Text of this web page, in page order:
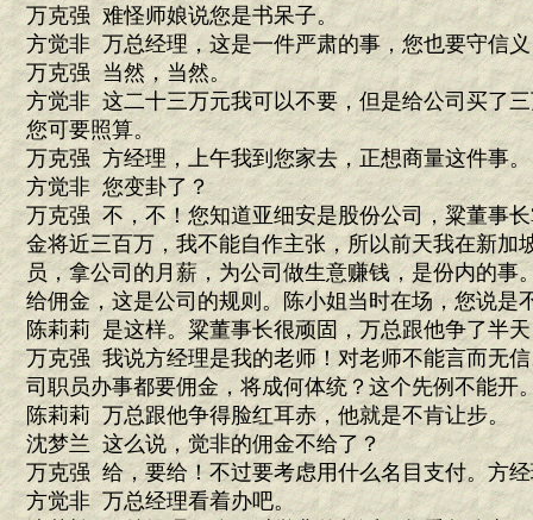
万克强 难怪师娘说您是书呆子。
方觉非 万总经理，这是一件严肃的事，您也要守信
万克强 当然，当然。
方觉非 这二十三万元我可以不要，但是给公司买了
您可要照算。
万克强 方经理，上午我到您家去，正想商量这件事。
方觉非 您变卦了？
万克强 不，不！您知道亚细安是股份公司，粱董事
金将近三百万，我不能自作主张，所以前天我在新加
员，拿公司的月薪，为公司做生意赚钱，是份内的事
给佣金，这是公司的规则。陈小姐当时在场，您说是
陈莉莉 是这样。粱董事长很顽固，万总跟他争了半
万克强 我说方经理是我的老师！对老师不能言而无
司职员办事都要佣金，将成何体统？这个先例不能开
陈莉莉 万总跟他争得脸红耳赤，他就是不肯让步。
沈梦兰 这么说，觉非的佣金不给了？
万克强 给，要给！不过要考虑用什么名目支付。方
方觉非 万总经理看着办吧。